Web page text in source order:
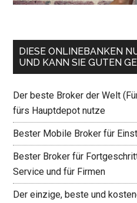
DIESE ONLINEBANKEN
UND KANN SIE GUTEN
Der beste Broker der Welt
fürs Hauptdepot nutze
Bester Mobile Broker für
Bester Broker für
Service und für Firmen
Der einzige, beste und